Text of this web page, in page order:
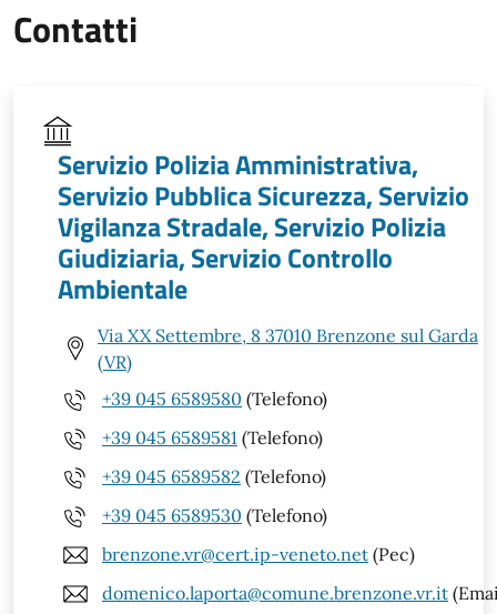
Contatti
Servizio Polizia Amministrativa,
Servizio Pubblica Sicurezza, Servizio
Vigilanza Stradale, Servizio Polizia
Giudiziaria, Servizio Controllo
Ambientale
Via XX Settembre, 8 37010 Brenzone sul Garda
(VR)
+39 045 6589580 (Telefono)
+39 045 6589581 (Telefono)
+39 045 6589582 (Telefono)
+39 045 6589530 (Telefono)
brenzone.vr@cert.ip-veneto.net (Pec)
domenico.laporta@comune.brenzone.vr.it